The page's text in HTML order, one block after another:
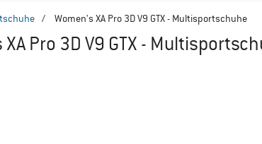
/ Women's XA Pro 3D V9 GTX - Multisportschuhe
Pro 3D V9 GTX -